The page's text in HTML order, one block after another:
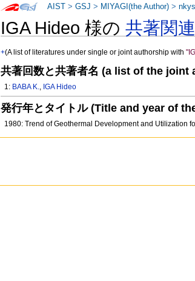
IGA Hideo 様の共著関
+(A list of literatures under single or joint authorship with
共著回数と共著者名 (a list of the joint
1: BABA K., IGA Hideo
発行年とタイトル (Title and year of
1980: Trend of Geothermal Development and Utilization
AIST >GSJ > MIYAGI(the Author) >